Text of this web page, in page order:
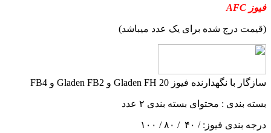
فیوز AFC
(قیمت درج شده برای یک عدد میباشد)
سازگار با نگهدارنده فیوز Gladen FH 20 و Gladen FB2 و FB4
بسته بندی : محتوای بسته بندی ۲ عدد
درجه بندی فیوز: / ۴۰ / ۸۰ / ۱۰۰